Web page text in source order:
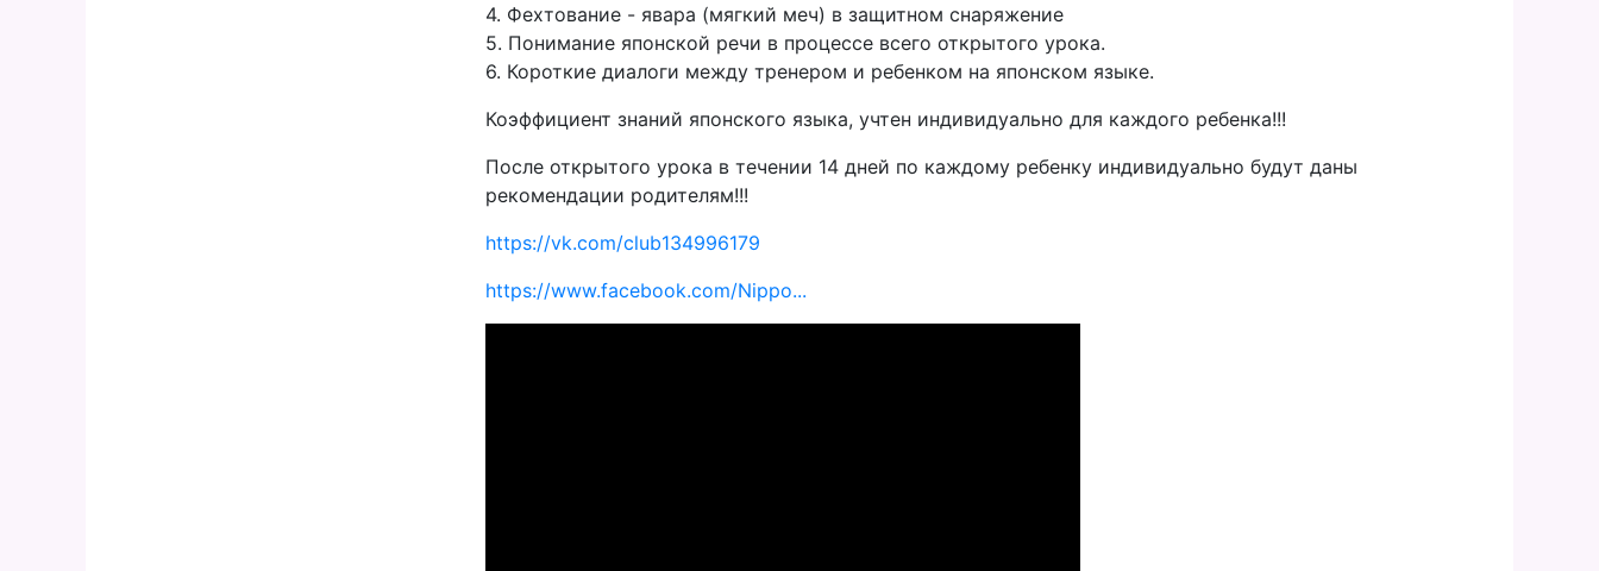
4. Фехтование - явара (мягкий меч) в защитном снаряжение
5. Понимание японской речи в процессе всего открытого урока.
6. Короткие диалоги между тренером и ребенком на японском языке.
Коэффициент знаний японского языка, учтен индивидуально для каждого ребенка!!!
После открытого урока в течении 14 дней по каждому ребенку индивидуально будут даны
рекомендации родителям!!!
https://vk.com/club134996179
https://www.facebook.com/Nippo...